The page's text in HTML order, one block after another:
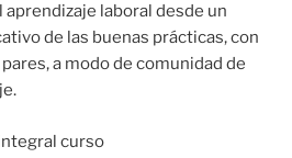
laboral desde un
de las buenas prácticas, con
a modo de comunidad de
curso